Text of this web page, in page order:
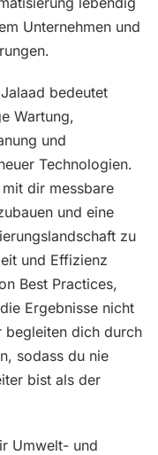
Unternehmen und
bedeutet
Wartung,
und
Technologien.
dir messbare
und eine
zu
und Effizienz
Best Practices,
Ergebnisse nicht
begleiten dich durch
sodass du nie
bist als der
Umwelt- und